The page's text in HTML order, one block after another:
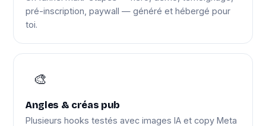
pré-inscription, paywall — généré et hébergé pour
toi.
🎨
Angles & créas pub
Plusieurs hooks testés avec images IA et copy Meta